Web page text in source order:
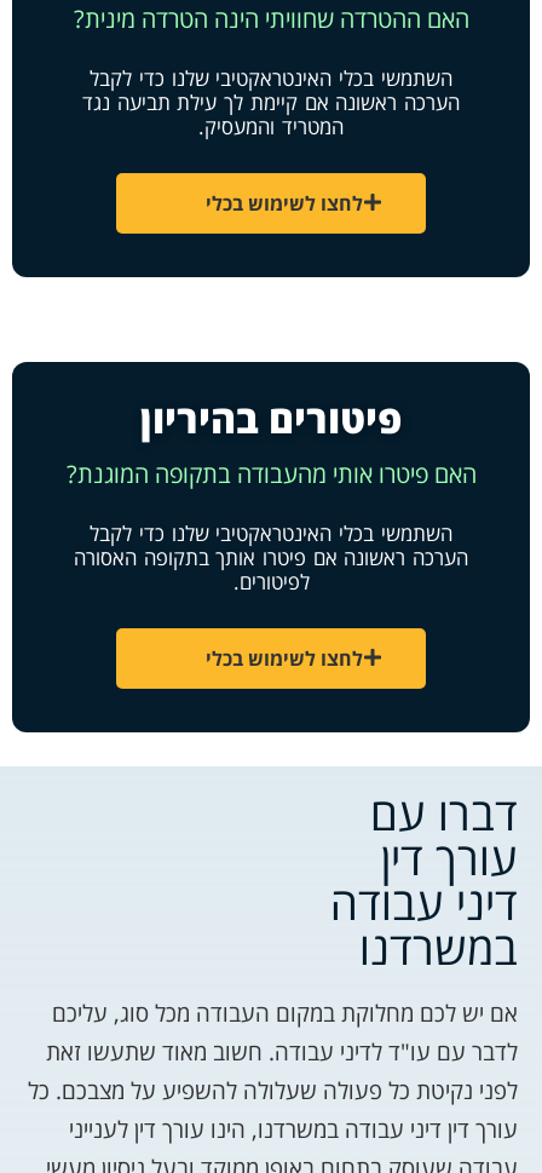
האם ההטרדה שחוויתי הינה הטרדה מינית?
השתמשי בכלי האינטראקטיבי שלנו כדי לקבל
הערכה ראשונה אם קיימת לך עילת תביעה נגד
המטריד והמעסיק.
לחצו לשימוש בכלי
פיטורים בהיריון
האם פיטרו אותי מהעבודה בתקופה המוגנת?
השתמשי בכלי האינטראקטיבי שלנו כדי לקבל
הערכה ראשונה אם פיטרו אותך בתקופה האסורה
לפיטורים.
לחצו לשימוש בכלי
דברו עם
עורך דין
דיני עבודה
במשרדנו
אם יש לכם מחלוקת במקום העבודה מכל סוג, עליכם
לדבר עם עו"ד לדיני עבודה. חשוב מאוד שתעשו זאת
לפני נקיטת כל פעולה שעלולה להשפיע על מצבכם. כל
עורך דין דיני עבודה במשרדנו, הינו עורך דין לענייני